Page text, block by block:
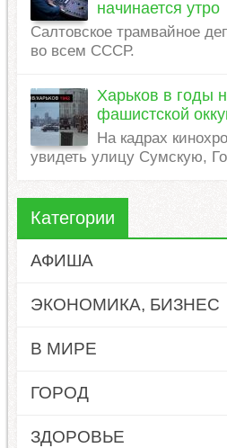
начинается утро
Салтовское трамвайное
во всем СССР.
Харьков в годы
фашистской
На кадрах
увидеть улицу Сумскую,
Категории
АФИША
ЭКОНОМИКА, БИЗНЕС
В МИРЕ
ГОРОД
ЗДОРОВЬЕ